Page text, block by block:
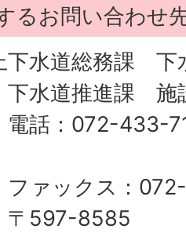
るお問い合わせ
水道総務課 下
進課 施設
433-7180
：072-
8585